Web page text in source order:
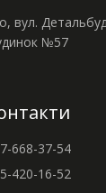
вул.
№57
668-37-54
420-16-52